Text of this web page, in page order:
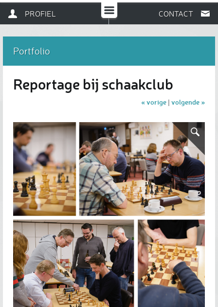
PROFIEL CONTACT
Portfolio
Reportage bij schaakclub
« vorige| volgende »